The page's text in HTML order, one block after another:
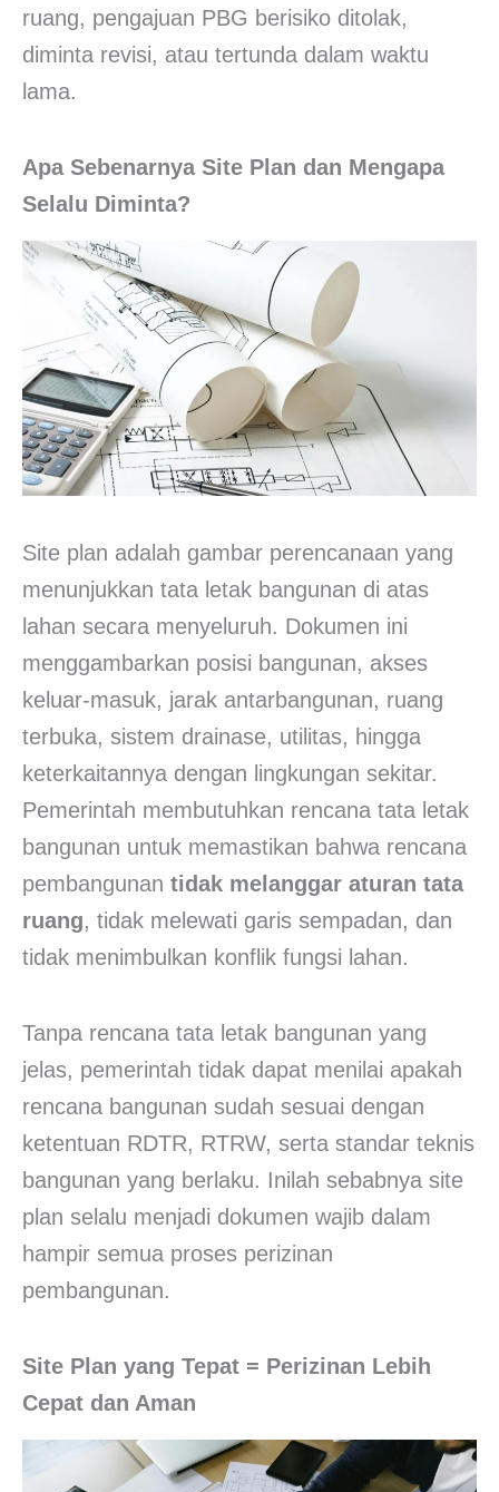
ruang, pengajuan PBG berisiko ditolak,
diminta revisi, atau tertunda dalam waktu
lama.
Apa Sebenarnya Site Plan dan Mengapa
Selalu Diminta?
Site plan adalah gambar perencanaan yang
menunjukkan tata letak bangunan di atas
lahan secara menyeluruh. Dokumen ini
menggambarkan posisi bangunan, akses
keluar-masuk, jarak antarbangunan, ruang
terbuka, sistem drainase, utilitas, hingga
keterkaitannya dengan lingkungan sekitar.
Pemerintah membutuhkan rencana tata letak
bangunan untuk memastikan bahwa rencana
pembangunan tidak melanggar aturan tata
ruang, tidak melewati garis sempadan, dan
tidak menimbulkan konflik fungsi lahan.
Tanpa rencana tata letak bangunan yang
jelas, pemerintah tidak dapat menilai apakah
rencana bangunan sudah sesuai dengan
ketentuan RDTR, RTRW, serta standar teknis
bangunan yang berlaku. Inilah sebabnya site
plan selalu menjadi dokumen wajib dalam
hampir semua proses perizinan
pembangunan.
Site Plan yang Tepat = Perizinan Lebih
Cepat dan Aman